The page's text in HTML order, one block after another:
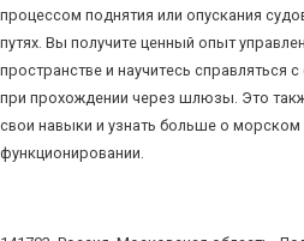
процессом поднятия или опускания
путях. Вы получите ценный опыт
пространстве и научитесь
при прохождении через шлюзы. Это
свои навыки и узнать больше о морском
функционировании.